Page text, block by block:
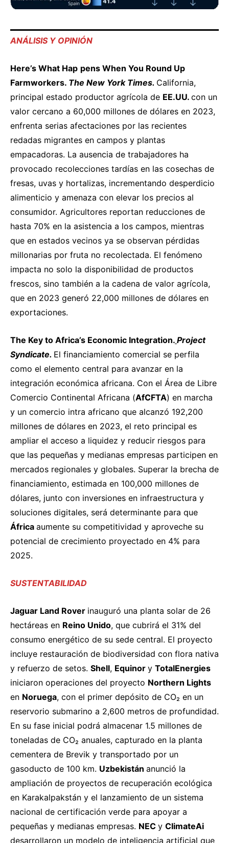
ANÁLISIS Y OPINIÓN
Here’s What Hap pens When You Round Up
Farmworkers. The New York Times. California,
principal estado productor agrícola de EE.UU. con un
valor cercano a 60,000 millones de dólares en 2023,
enfrenta serias afectaciones por las recientes
redadas migrantes en campos y plantas
empacadoras. La ausencia de trabajadores ha
provocado recolecciones tardías en las cosechas de
fresas, uvas y hortalizas, incrementando desperdicio
alimenticio y amenaza con elevar los precios al
consumidor. Agricultores reportan reducciones de
hasta 70% en la asistencia a los campos, mientras
que en estados vecinos ya se observan pérdidas
millonarias por fruta no recolectada. El fenómeno
impacta no solo la disponibilidad de productos
frescos, sino también a la cadena de valor agrícola,
que en 2023 generó 22,000 millones de dólares en
exportaciones.
The Key to Africa’s Economic Integration. Project
Syndicate. El financiamiento comercial se perfila
como el elemento central para avanzar en la
integración económica africana. Con el Área de Libre
Comercio Continental Africana (AfCFTA) en marcha
y un comercio intra africano que alcanzó 192,200
millones de dólares en 2023, el reto principal es
ampliar el acceso a liquidez y reducir riesgos para
que las pequeñas y medianas empresas participen en
mercados regionales y globales. Superar la brecha de
financiamiento, estimada en 100,000 millones de
dólares, junto con inversiones en infraestructura y
soluciones digitales, será determinante para que
África aumente su competitividad y aproveche su
potencial de crecimiento proyectado en 4% para
2025.
SUSTENTABILIDAD
Jaguar Land Rover inauguró una planta solar de 26
hectáreas en Reino Unido, que cubrirá el 31% del
consumo energético de su sede central. El proyecto
incluye restauración de biodiversidad con flora nativa
y refuerzo de setos. Shell, Equinor y TotalEnergies
iniciaron operaciones del proyecto Northern Lights
en Noruega, con el primer depósito de CO₂ en un
reservorio submarino a 2,600 metros de profundidad.
En su fase inicial podrá almacenar 1.5 millones de
toneladas de CO₂ anuales, capturado en la planta
cementera de Brevik y transportado por un
gasoducto de 100 km. Uzbekistán anunció la
ampliación de proyectos de recuperación ecológica
en Karakalpakstán y el lanzamiento de un sistema
nacional de certificación verde para apoyar a
pequeñas y medianas empresas. NEC y ClimateAi
desarrollaron un modelo de inteligencia artificial que